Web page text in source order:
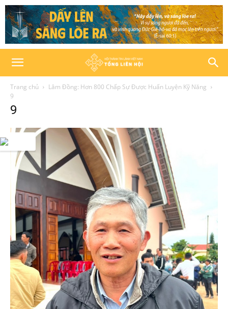
Trang chủ
Lâm Đồng: Hơn 800 Chấp Sự Được Huấn Luyện Kỹ Năng
9
9